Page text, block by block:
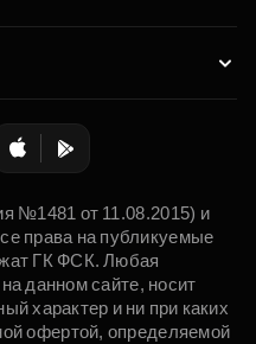
№1481 от 11.08.2015) и
права на публикуемые
ГК ФСК. Любая
данном сайте, носит
характер и ни при каких
офертой, определяемой